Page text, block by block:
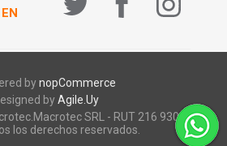
bynopCommerce
byAgile.Uy
SRL - RUT 216 930 920
los derechos reservados.